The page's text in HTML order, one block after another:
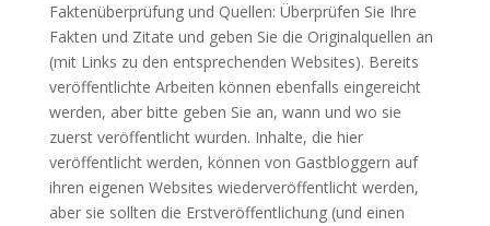
Faktenüberprüfung und Quellen: Überprüfen Sie Ihre
Fakten und Zitate und geben Sie die Originalquellen an
(mit Links zu den entsprechenden Websites). Bereits
veröffentlichte Arbeiten können ebenfalls eingereicht
werden, aber bitte geben Sie an, wann und wo sie
zuerst veröffentlicht wurden. Inhalte, die hier
veröffentlicht werden, können von Gastbloggern auf
ihren eigenen Websites wiederveröffentlicht werden,
aber sie sollten die Erstveröffentlichung (und einen